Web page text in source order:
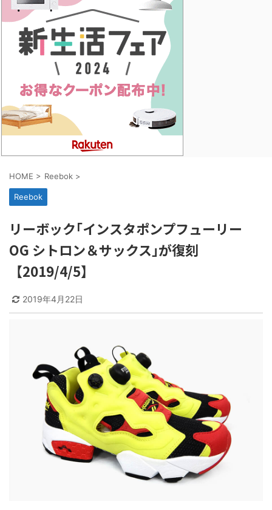
HOME > Reebok >
Reebok
リーボック｢インスタポンプフューリー
OG シトロン＆サックス｣が復刻
【2019/4/5】
2019年4月22日